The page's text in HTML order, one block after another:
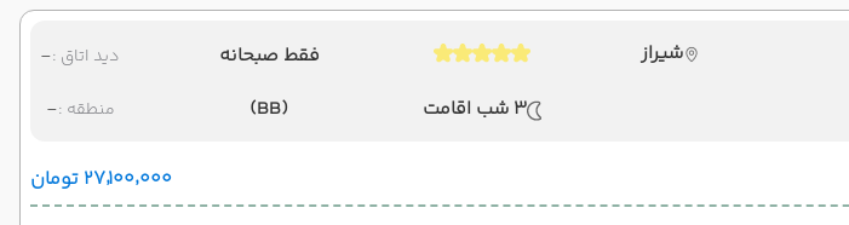
شیراز
3 شب اقامت
فقط صبحانه
(BB)
دید اتاق :-
منطقه :-
۲۷٬۱۰۰٬۰۰۰ تومان